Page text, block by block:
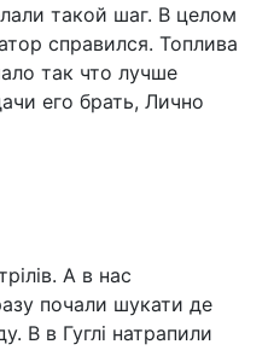
такой шаг. В целом
справился. Топлива
так что лучше
его брать, Лично
А в нас
почали шукати де
В в Гуглі натрапили